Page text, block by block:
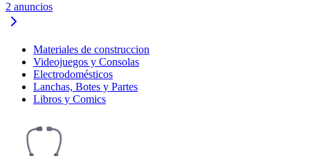
2 anuncios
Materiales de construccion
Videojuegos y Consolas
Electrodomésticos
Lanchas, Botes y Partes
Libros y Comics